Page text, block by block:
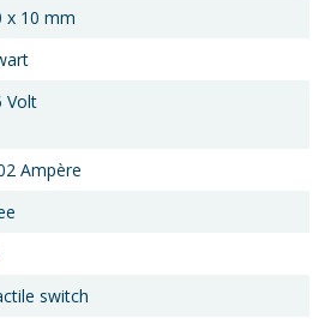
x 10 mm
Volt
Ampère
switch